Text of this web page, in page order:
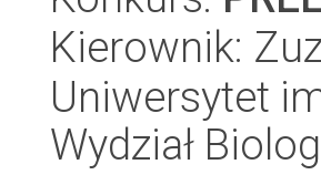
Kierownik:
Uniwersytet
Wydział